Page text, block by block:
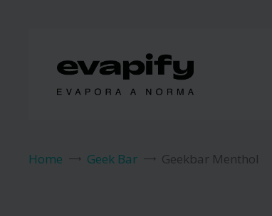
Home Geek Bar Geekbar Menthol